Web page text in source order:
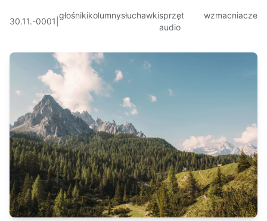
30.11.-0001
głośnikikolumnysłuchawkisprzęt
audio
wzmacniacze